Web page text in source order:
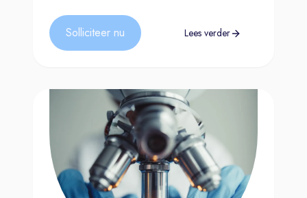
Solliciteer nu Lees verder